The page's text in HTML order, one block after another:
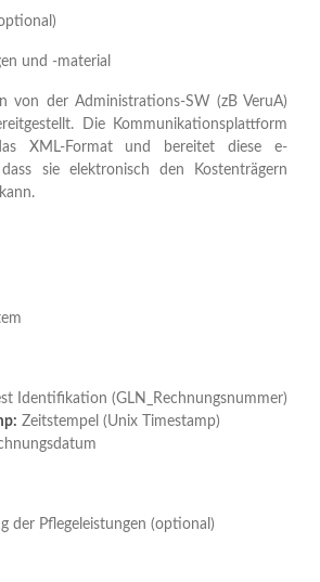
und -material
von der Administrations-SW (zB VeruA)
Die Kommunikationsplattform
XML-Format und bereitet diese e-
sie elektronisch den Kostenträgern
Identifikation (GLN_Rechnungsnummer)
Zeitstempel (Unix Timestamp)
der Pflegeleistungen (optional)